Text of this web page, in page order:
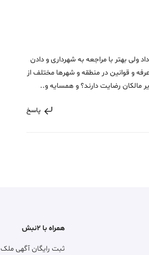
ولی بهتر با مراجعه به شهرداری و دادن
و قوانین در منطقه و شهرها مختلف از
مالکان رضایت دارند؟ و همسایه و..
پاسخ
همراه با ۲نبش
ثبت رایگان آگهی ملک